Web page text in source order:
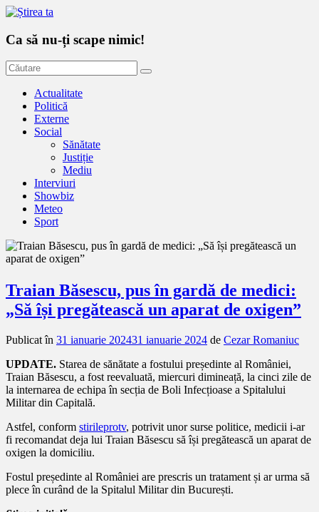
Ca să nu-ți scape nimic!
Actualitate
Politică
Externe
Social
Sănătate
Justiție
Mediu
Interviuri
Showbiz
Meteo
Sport
Traian Băsescu, pus în gardă de medici:
„Să își pregătească un aparat de oxigen”
Publicat în 31 ianuarie 202431 ianuarie 2024 de Cezar Romaniuc
UPDATE. Starea de sănătate a fostului președinte al României,
Traian Băsescu, a fost reevaluată, miercuri dimineață, la cinci zile de
la internarea de echipa în secția de Boli Infecțioase a Spitalului
Militar din Capitală.
Astfel, conform stirileprotv, potrivit unor surse politice, medicii i-ar
fi recomandat deja lui Traian Băsescu să își pregătească un aparat de
oxigen la domiciliu.
Fostul președinte al României are prescris un tratament și ar urma să
plece în curând de la Spitalul Militar din București.